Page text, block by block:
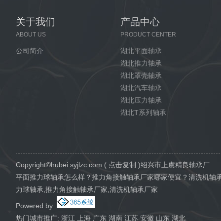
关于我们
ABOUT US
公司简介
产品中心
PRODUCT CENTER
湖北平面轴承
湖北推力轴承
湖北罩壳轴承
湖北汽车轴承
湖北压力轴承
湖北T系列轴承
Copyright©hubei.syjlzc.com ( 点击复制 )绍兴市上虞精良轴承厂
平面推力球轴承怎么样？推力角接触轴承厂家哪家便宜？清洗机
力球轴承,推力角接触轴承厂家,清洗机轴承厂家
Powered by
热门城市推广: 浙江 上海 广东 湖南 江苏 安徽 山东 湖北